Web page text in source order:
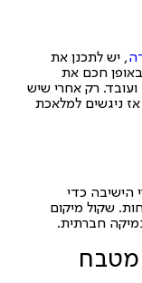
, יש לתכנן את
חכם את
רק אחרי שיש
ניגשים למלאכת
הישיבה כדי
שקול מיקום
חברתית.
מטבח